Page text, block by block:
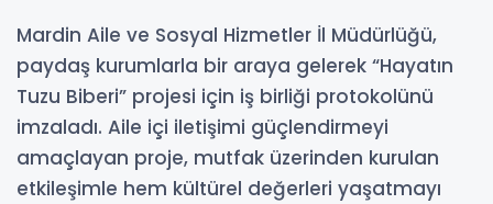
Mardin Aile ve Sosyal Hizmetler İl Müdürlüğü,
paydaş kurumlarla bir araya gelerek “Hayatın
Tuzu Biberi” projesi için iş birliği protokolünü
imzaladı. Aile içi iletişimi güçlendirmeyi
amaçlayan proje, mutfak üzerinden kurulan
etkileşimle hem kültürel değerleri yaşatmayı